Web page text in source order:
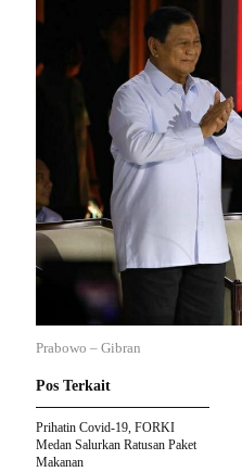
Prabowo – Gibran
Pos Terkait
Prihatin Covid-19, FORKI
Medan Salurkan Ratusan Paket
Makanan